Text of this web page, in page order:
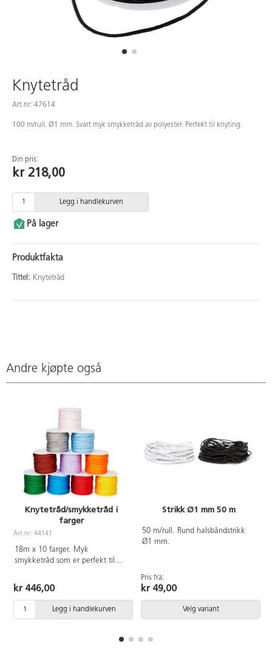
Knytetråd
Art.nr: 47614
100 m/rull. Ø1 mm. Svart myk smykketråd av polyester. Perfekt til knyting.
Din pris:
kr 218,00
Legg i handlekurven
På lager
Produktfakta
Tittel: Knytetråd
Andre kjøpte også
Knytetråd/smykketråd i
farger
Art.nr: 44141
18m x 10 farger. Myk
smykketråd som er perfekt til
oransje, rød, cerise, lilla, lysblå,
turkis, grønn, grå og brun. Ø1,7
mm. Av polyester.
kr 446,00
Legg i handlekurven
Strikk Ø1 mm 50 m
50 m/rull. Rund halsbåndstrikk
Ø1 mm.
Pris fra:
kr 49,00
Velg variant